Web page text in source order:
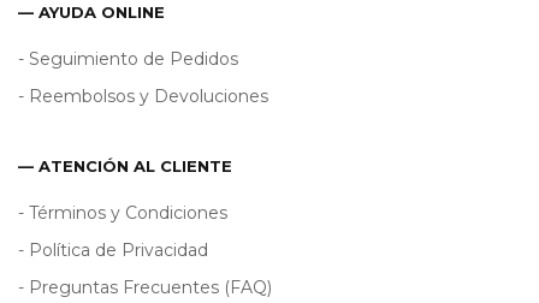
— AYUDA ONLINE
- Seguimiento de Pedidos
- Reembolsos y Devoluciones
— ATENCIÓN AL CLIENTE
- Términos y Condiciones
- Política de Privacidad
- Preguntas Frecuentes (FAQ)